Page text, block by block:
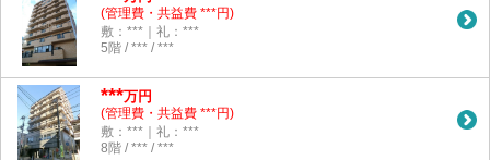
(管理費・共益費 ***円)
敷：***｜礼：***
5階 / *** / ***
***万円
(管理費・共益費 ***円)
敷：***｜礼：***
8階 / *** / ***